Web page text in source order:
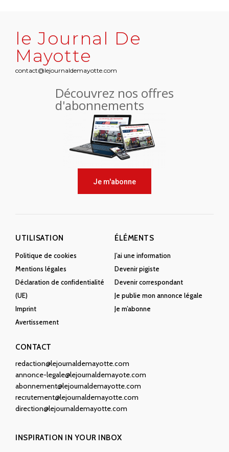
le Journal De
Mayotte
contact@lejournaldemayotte.com
Découvrez nos offres
d'abonnements
Je m'abonne
UTILISATION
Politique de cookies
Mentions légales
Déclaration de confidentialité
(UE)
Imprint
Avertissement
ÉLÉMENTS
J’ai une information
Devenir pigiste
Devenir correspondant
Je publie mon annonce légale
Je m’abonne
CONTACT
redaction@lejournaldemayotte.com
annonce-legale@lejournaldemayote.com
abonnement@lejournaldemayotte.com
recrutement@lejournaldemayotte.com
direction@lejournaldemayotte.com
INSPIRATION IN YOUR INBOX